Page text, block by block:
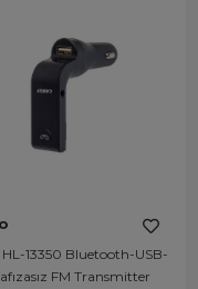
HL-13350 Bluetooth-USB-
FM Transmitter